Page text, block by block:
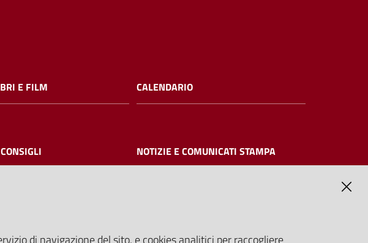
E FILM CALENDARIO
NOTIZIE E COMUNICATI STAMPA
di navigazione del sito, e cookies analitici per raccogliere